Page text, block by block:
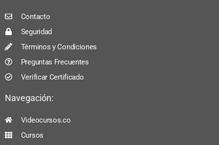
Contacto
Seguridad
Términos y Condiciones
Preguntas Frecuentes
Verificar Certificado
Navegación:
Videocursos.co
Cursos